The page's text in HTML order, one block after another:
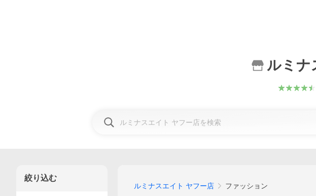
ルミナ
ルミナスエイト ヤフー店 ファッション
絞り込む